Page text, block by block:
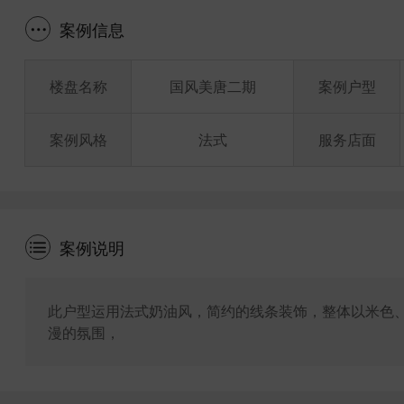
案例信息
楼盘名称
案例风格
国风美唐二期
法式
案例户型
服务店面
案例说明
此户型运用法式奶油风，简约的线条装饰，整体以米
漫的氛围，